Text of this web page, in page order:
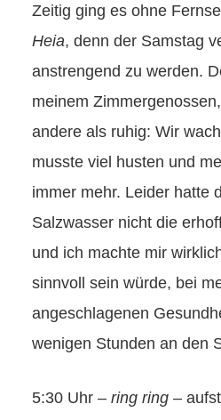
Zeitig ging es ohne
Heia, denn der Samstag
anstrengend zu werden.
meinem
andere als ruhig: Wir
musste viel husten und
immer mehr. Leider hatte
Salzwasser nicht die
und ich machte mir
sinnvoll sein würde, bei
angeschlagenen
wenigen Stunden an den
5:30 Uhr – ring ring –